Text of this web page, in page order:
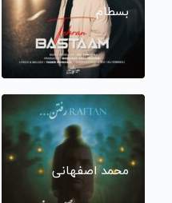
بسطام
محمد اصفهانی